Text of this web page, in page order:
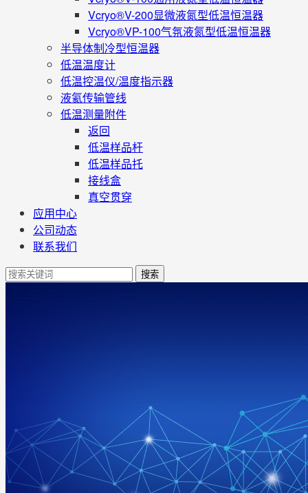
Vcryo®V-200显微液氮型低温恒温器
Vcryo®VP-100气氛液氮型低温恒温器
半导体制冷型恒温器
低温温度计
低温控温仪/温度指示器
液氦传输管线
低温测量附件
返回
低温样品杆
低温样品托
接线盒
真空贯穿
应用中心
公司动态
联系我们
搜索